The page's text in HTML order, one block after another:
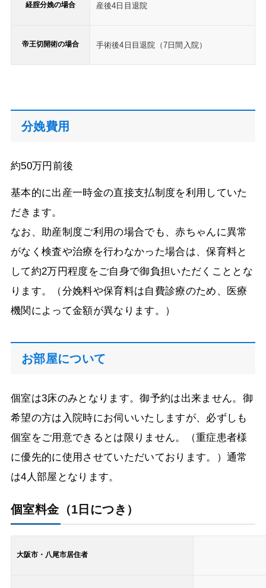
経腟分娩の場合 産後4日目退院
帝王切開術の場合 手術後4日目退院（7日間入院）
分娩費用
約50万円前後
基本的に出産一時金の直接支払制度を利用していた
だきます。
なお、助産制度ご利用の場合でも、赤ちゃんに異常
がなく検査や治療を行わなかった場合は、保育料と
して約2万円程度をご自身で御負担いただくこととな
ります。（分娩料や保育料は自費診療のため、医療
機関によって金額が異なります。）
お部屋について
個室は3床のみとなります。御予約は出来ません。御
希望の方は入院時にお伺いいたしますが、必ずしも
個室をご用意できるとは限りません。（重症患者様
に優先的に使用させていただいております。）通常
は4人部屋となります。
個室料金（1日につき）
大阪市・八尾市居住者